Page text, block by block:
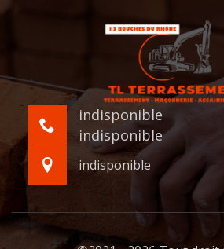
indisponible
indisponible
indisponible